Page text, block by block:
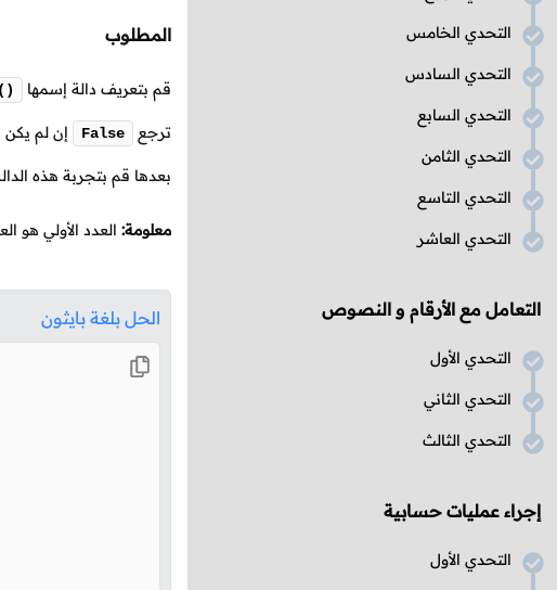
التحدي الخامس
التحدي السادس
التحدي السابع
التحدي الثامن
التحدي التاسع
التحدي العاشر
التعامل مع الأرقام و النصوص
التحدي الأول
التحدي الثاني
التحدي الثالث
إجراء عمليات حسابية
التحدي الأول
المطلوب
قم بتعريف دالة إسمها
ترجع False إن لم
بعدها قم بتجربة هذه
معلومة: العدد الأولي هو
الحل بلغة بايثون